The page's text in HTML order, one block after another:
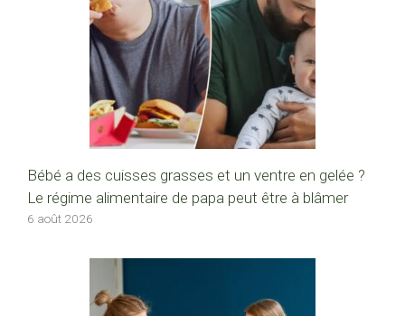
Bébé a des cuisses grasses et un ventre en gelée ?
Le régime alimentaire de papa peut être à blâmer
6 août 2026